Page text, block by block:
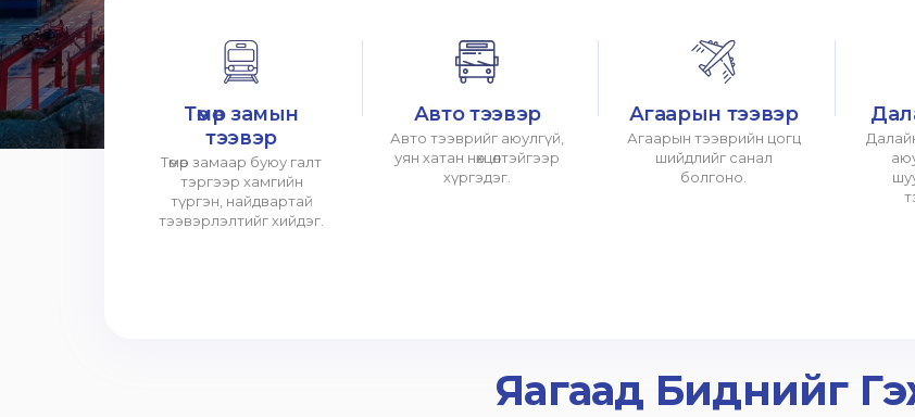
Төмөр замын
тээвэр
Төмөр замаар буюу галт
тэргээр хамгийн
түргэн, найдвартай
тээвэрлэлтийг хийдэг.
Авто тээвэр
Авто тээврийг аюулгүй,
уян хатан нөхцөлтэйгээр
хүргэдэг.
Агаарын тээвэр
Агаарын тээврийн цогц
шийдлийг санал
болгоно.
Яагаад Биднийг